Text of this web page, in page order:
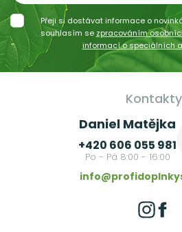
Přeji si dostávat informace o
souhlasím se zpracováním
informací o speciálních
Kontakty
Daniel Matějka
+420 606 055 981
Po - Pá 8:00 - 16:00